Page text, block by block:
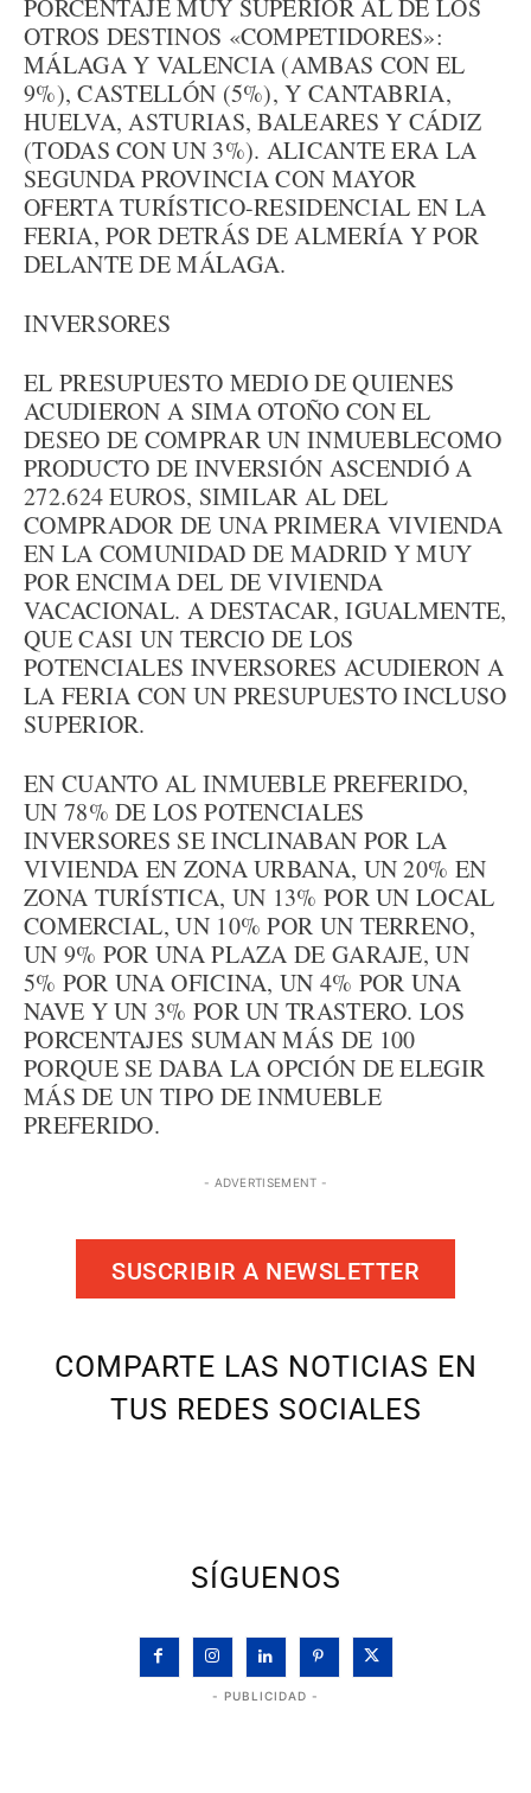
PORCENTAJE MUY SUPERIOR AL DE LOS
OTROS DESTINOS «COMPETIDORES»:
MÁLAGA Y VALENCIA (AMBAS CON EL
9%), CASTELLÓN (5%), Y CANTABRIA,
HUELVA, ASTURIAS, BALEARES Y CÁDIZ
(TODAS CON UN 3%). ALICANTE ERA LA
SEGUNDA PROVINCIA CON MAYOR
OFERTA TURÍSTICO-RESIDENCIAL EN LA
FERIA, POR DETRÁS DE ALMERÍA Y POR
DELANTE DE MÁLAGA.
INVERSORES
EL PRESUPUESTO MEDIO DE QUIENES
ACUDIERON A SIMA OTOÑO CON EL
DESEO DE COMPRAR UN INMUEBLECOMO
PRODUCTO DE INVERSIÓN ASCENDIÓ A
272.624 EUROS, SIMILAR AL DEL
COMPRADOR DE UNA PRIMERA VIVIENDA
EN LA COMUNIDAD DE MADRID Y MUY
POR ENCIMA DEL DE VIVIENDA
VACACIONAL. A DESTACAR, IGUALMENTE,
QUE CASI UN TERCIO DE LOS
POTENCIALES INVERSORES ACUDIERON A
LA FERIA CON UN PRESUPUESTO INCLUSO
SUPERIOR.
EN CUANTO AL INMUEBLE PREFERIDO,
UN 78% DE LOS POTENCIALES
INVERSORES SE INCLINABAN POR LA
VIVIENDA EN ZONA URBANA, UN 20% EN
ZONA TURÍSTICA, UN 13% POR UN LOCAL
COMERCIAL, UN 10% POR UN TERRENO,
UN 9% POR UNA PLAZA DE GARAJE, UN
5% POR UNA OFICINA, UN 4% POR UNA
NAVE Y UN 3% POR UN TRASTERO. LOS
PORCENTAJES SUMAN MÁS DE 100
PORQUE SE DABA LA OPCIÓN DE ELEGIR
MÁS DE UN TIPO DE INMUEBLE
PREFERIDO.
- ADVERTISEMENT -
SUSCRIBIR A NEWSLETTER
COMPARTE LAS NOTICIAS EN
TUS REDES SOCIALES
SÍGUENOS
- PUBLICIDAD -